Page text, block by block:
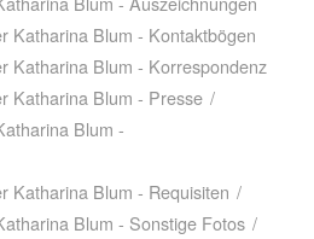
Katharina Blum - Kontaktbögen
Katharina Blum - Korrespondenz
Katharina Blum - Presse /
Blum -
Katharina Blum - Requisiten /
Blum - Sonstige Fotos /